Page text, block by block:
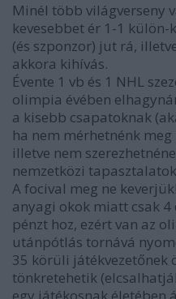
Minél több világverseny
kevesebbet ér 1-1
(és szponzor) jut rá,
akkora kihívás.
Évente 1 vb és 1 NHL
olimpia évében
a kisebb csapatoknak
ha nem mérhetnénk
illetve nem
nemzetközi
A focival meg ne
anyagi okok miatt csak 4
pénzt hoz, ezért van az
utánpótlás tornává
35 körüli játékvezetőnek
tönkretehetik